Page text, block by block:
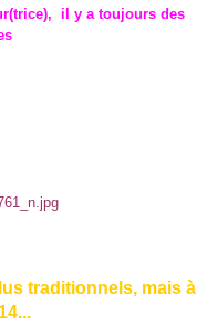
il y a toujours des
traditionnels, mais à